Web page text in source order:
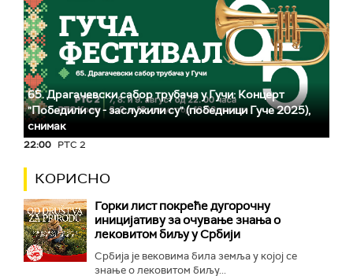
65. Драгачевски сабор трубача у Гучи: Концерт
"Победили су - заслужили су" (победници Гуче 2025),
снимак
22:00 РТС 2
КОРИСНО
Горки лист покреће дугорочну
иницијативу за очување знања о
лековитом биљу у Србији
Србија је вековима била земља у којој се
знање о лековитом биљу...